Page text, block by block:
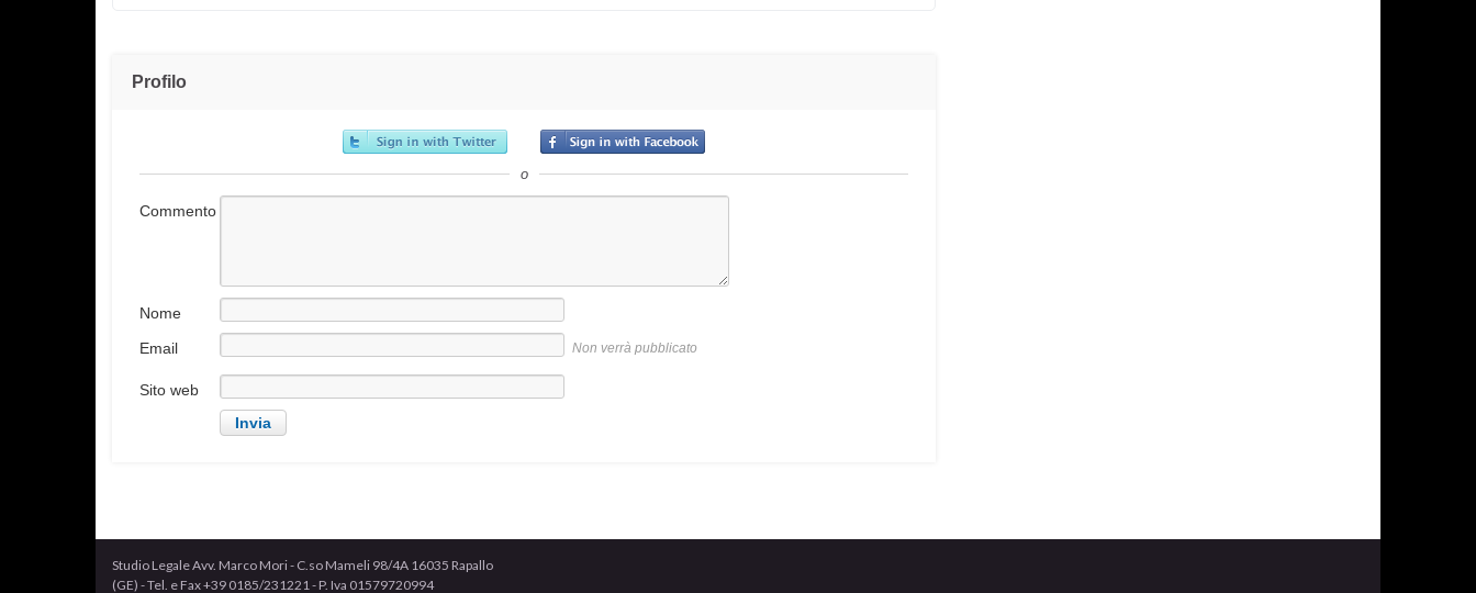
Profilo
o
Commento
Nome
Email
Non verrà pubblicato
Sito web
Studio Legale Avv. Marco Mori - C.so Mameli 98/4A 16035 Rapallo
(GE) - Tel. e Fax +39 0185/231221 - P. Iva 01579720994